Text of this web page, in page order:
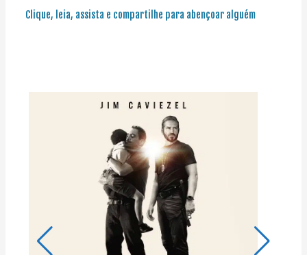
Clique, leia, assista e compartilhe para abençoar alguém